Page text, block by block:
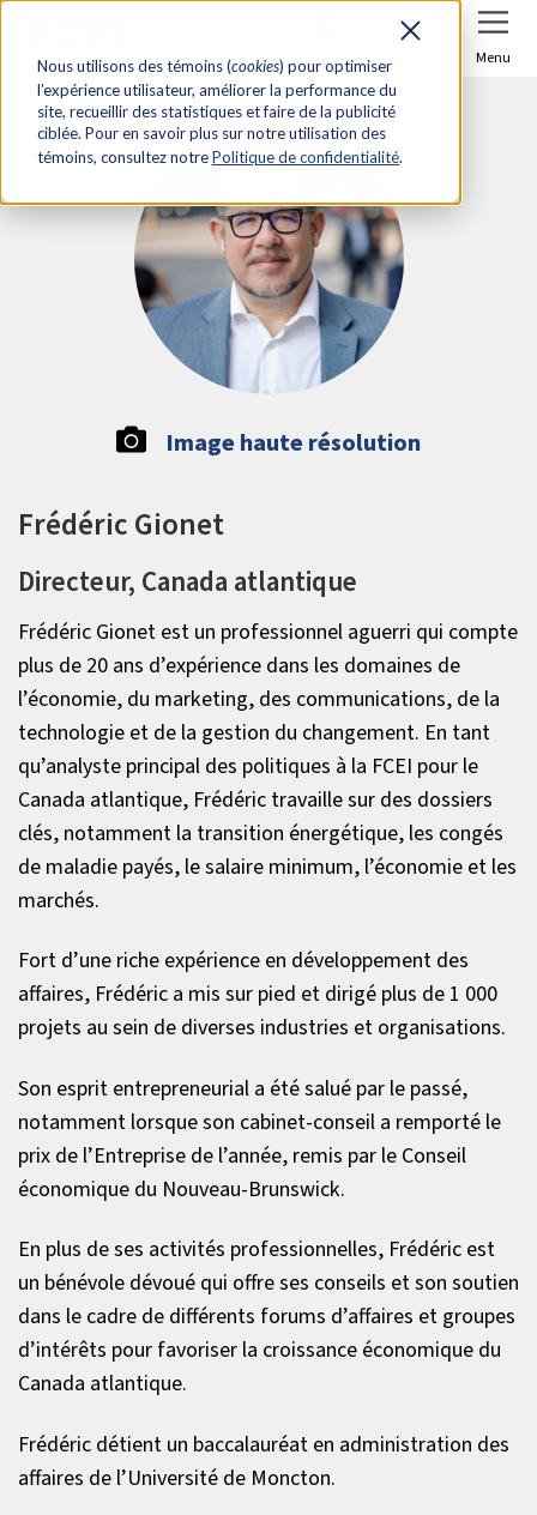
Nous utilisons des témoins (cookies) pour optimiser
l’expérience utilisateur, améliorer la performance du
site, recueillir des statistiques et faire de la publicité
ciblée. Pour en savoir plus sur notre utilisation des
témoins, consultez notrePolitique de confidentialité.
Se connecter Menu
Image haute résolution
Frédéric Gionet
Directeur, Canada atlantique
Frédéric Gionet est un professionnel aguerri qui compte
plus de 20 ans d’expérience dans les domaines de
l’économie, du marketing, des communications, de la
technologie et de la gestion du changement. En tant
qu’analyste principal des politiques à la FCEI pour le
Canada atlantique, Frédéric travaille sur des dossiers
clés, notamment la transition énergétique, les congés
de maladie payés, le salaire minimum, l’économie et les
marchés.
Fort d’une riche expérience en développement des
affaires, Frédéric a mis sur pied et dirigé plus de 1 000
projets au sein de diverses industries et organisations.
Son esprit entrepreneurial a été salué par le passé,
notamment lorsque son cabinet-conseil a remporté le
prix de l’Entreprise de l’année, remis par le Conseil
économique du Nouveau-Brunswick.
En plus de ses activités professionnelles, Frédéric est
un bénévole dévoué qui offre ses conseils et son soutien
dans le cadre de différents forums d’affaires et groupes
d’intérêts pour favoriser la croissance économique du
Canada atlantique.
Frédéric détient un baccalauréat en administration des
affaires de l’Université de Moncton.